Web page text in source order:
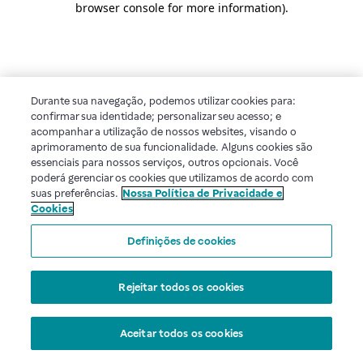
browser console for more information).
Durante sua navegação, podemos utilizar cookies para:
confirmar sua identidade; personalizar seu acesso; e
acompanhar a utilização de nossos websites, visando o
aprimoramento de sua funcionalidade. Alguns cookies são
essenciais para nossos serviços, outros opcionais. Você
poderá gerenciar os cookies que utilizamos de acordo com
suas preferências. Nossa Política de Privacidade e
Cookies
Definições de cookies
Rejeitar todos os cookies
Aceitar todos os cookies